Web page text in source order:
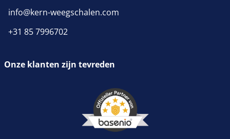
info@kern-weegschalen.com
+31 85 7996702
Onze klanten zijn tevreden